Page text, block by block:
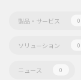
製品・サービス 0
ソリューション 0
ニュース 0